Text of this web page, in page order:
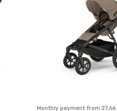
Monthly payment from 27,66
on
mitu
varianti.
Valikuid
saab